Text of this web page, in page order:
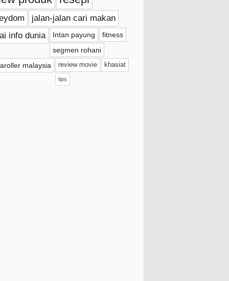
Disember(4)
November(4)
September(38)
jalan-jalan cari makan
info dunia
Intan payung
fitness
segmen rohani
malaysia
review movie khasiat
tips